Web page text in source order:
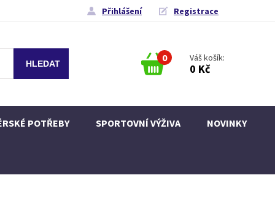
Přihlášení Registrace
0 Váš košík:
0 Kč
POTŘEBY SPORTOVNÍ VÝŽIVA NOVINKY